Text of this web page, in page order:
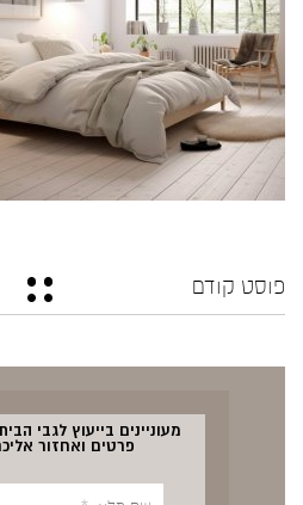
פוסט קודם
מעוניינים בייעוץ לגבי
פרטים ואחזור